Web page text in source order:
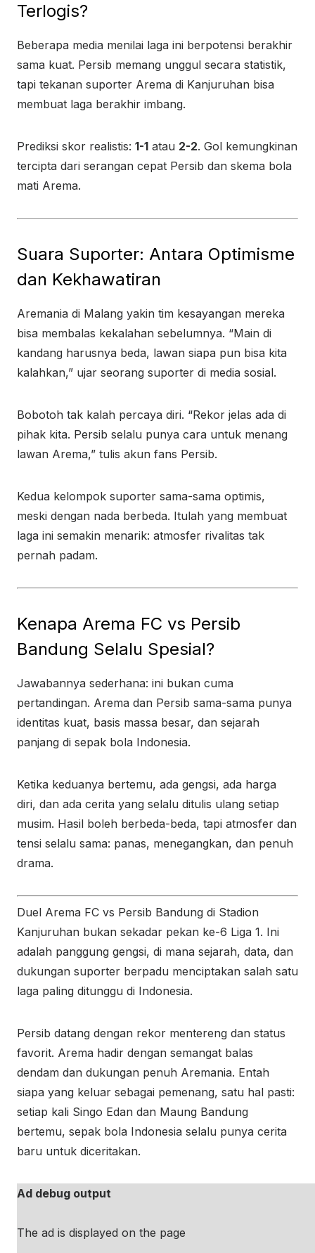
Terlogis?
Beberapa media menilai laga ini berpotensi berakhir
sama kuat. Persib memang unggul secara statistik,
tapi tekanan suporter Arema di Kanjuruhan bisa
membuat laga berakhir imbang.
Prediksi skor realistis: 1-1 atau 2-2. Gol kemungkinan
tercipta dari serangan cepat Persib dan skema bola
mati Arema.
Suara Suporter: Antara Optimisme
dan Kekhawatiran
Aremania di Malang yakin tim kesayangan mereka
bisa membalas kekalahan sebelumnya. “Main di
kandang harusnya beda, lawan siapa pun bisa kita
kalahkan,” ujar seorang suporter di media sosial.
Bobotoh tak kalah percaya diri. “Rekor jelas ada di
pihak kita. Persib selalu punya cara untuk menang
lawan Arema,” tulis akun fans Persib.
Kedua kelompok suporter sama-sama optimis,
meski dengan nada berbeda. Itulah yang membuat
laga ini semakin menarik: atmosfer rivalitas tak
pernah padam.
Kenapa Arema FC vs Persib
Bandung Selalu Spesial?
Jawabannya sederhana: ini bukan cuma
pertandingan. Arema dan Persib sama-sama punya
identitas kuat, basis massa besar, dan sejarah
panjang di sepak bola Indonesia.
Ketika keduanya bertemu, ada gengsi, ada harga
diri, dan ada cerita yang selalu ditulis ulang setiap
musim. Hasil boleh berbeda-beda, tapi atmosfer dan
tensi selalu sama: panas, menegangkan, dan penuh
drama.
Duel Arema FC vs Persib Bandung di Stadion
Kanjuruhan bukan sekadar pekan ke-6 Liga 1. Ini
adalah panggung gengsi, di mana sejarah, data, dan
dukungan suporter berpadu menciptakan salah satu
laga paling ditunggu di Indonesia.
Persib datang dengan rekor mentereng dan status
favorit. Arema hadir dengan semangat balas
dendam dan dukungan penuh Aremania. Entah
siapa yang keluar sebagai pemenang, satu hal pasti:
setiap kali Singo Edan dan Maung Bandung
bertemu, sepak bola Indonesia selalu punya cerita
baru untuk diceritakan.
Ad debug output
The ad is displayed on the page